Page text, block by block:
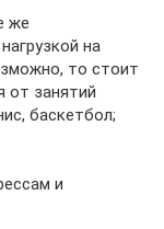
же
на
то стоит
от занятий
баскетбол;
и